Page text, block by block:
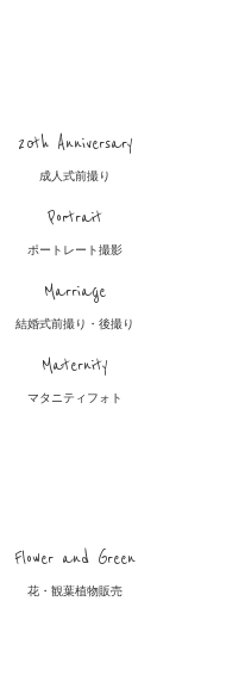
20th Anniversary
成人式前撮り
Portrait
ポートレート撮影
Marriage
結婚式前撮り・後撮り
Maternity
マタニティフォト
Flower and Green
花・観葉植物販売